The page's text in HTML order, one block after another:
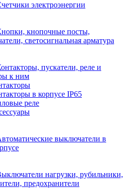
электроэнергии
кнопочные посты,
светосигнальная арматура
пускатели, реле и
к ним
в корпусе IP65
реле
выключатели в
нагрузки, рубильники,
предохранители